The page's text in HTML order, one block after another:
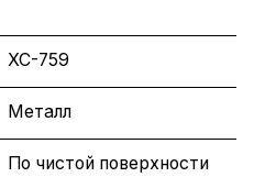
ХС-759
Металл
По чистой поверхности